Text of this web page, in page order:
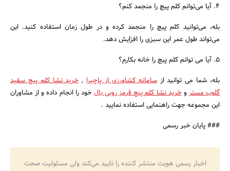
4. آیا می‌توانم کلم پیچ را منجمد کنم؟
بله، می‌توانید کلم پیچ را منجمد کرده و در طول زمان استفاده کنید. این
می‌تواند طول عمر این سبزی را افزایش دهد.
5. آیا می توانم کلم پیچ را خانه بکارم؟
بله، شما می توانید ازسامانه کشاورزی از پاچیرا,خرید نشا کلم پیچ سفید
گلوب مستروخرید نشا کلم پیچ قرمز روبی بال خود را انجام داده و از مشاوران
این مجموعه جهت راهنمایی استفاده نمایید .
### پایان خبر رسمی
اخبار رسمی هویت منتشر کننده را تایید می‌کند ولی مسئولیت صحت